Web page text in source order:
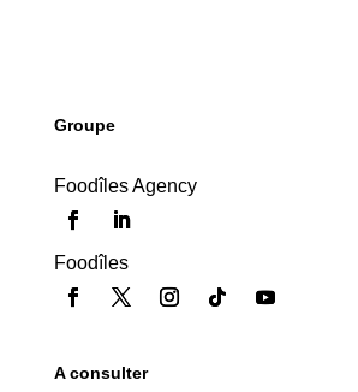
Groupe
Foodîles Agency
Foodîles
A consulter